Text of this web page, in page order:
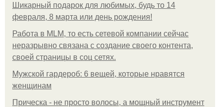
Шикарный подарок для любимых, будь то 14
февраля, 8 марта или день рождения!
Работа в MLM, то есть сетевой компании сейчас
неразрывно связана с создание своего контента,
своей страницы в соц сетях.
Мужской гардероб: 6 вещей, которые нравятся
женщинам
Прическа - не просто волосы, а мощный инструмент